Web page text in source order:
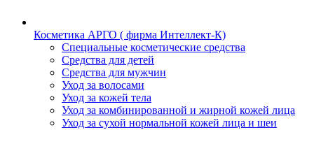
Косметика АРГО ( фирма Интеллект-К)
Специальные косметические средства
Средства для детей
Средства для мужчин
Уход за волосами
Уход за кожей тела
Уход за комбинированной и жирной кожей лица
Уход за сухой нормальной кожей лица и шеи